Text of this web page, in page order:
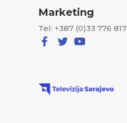
Marketing
Tel: +387 (0)33 776 817